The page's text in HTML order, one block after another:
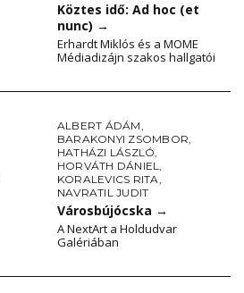
Köztes idő: Ad hoc (et
nunc) →
Erhardt Miklós és a MOME
Médiadizájn szakos hallgatói
ALBERT ÁDÁM,
BARAKONYI ZSOMBOR,
HATHÁZI LÁSZLÓ,
HORVÁTH DÁNIEL,
KORALEVICS RITA,
NAVRATIL JUDIT
Városbújócska →
A NextArt a Holdudvar
Galériában